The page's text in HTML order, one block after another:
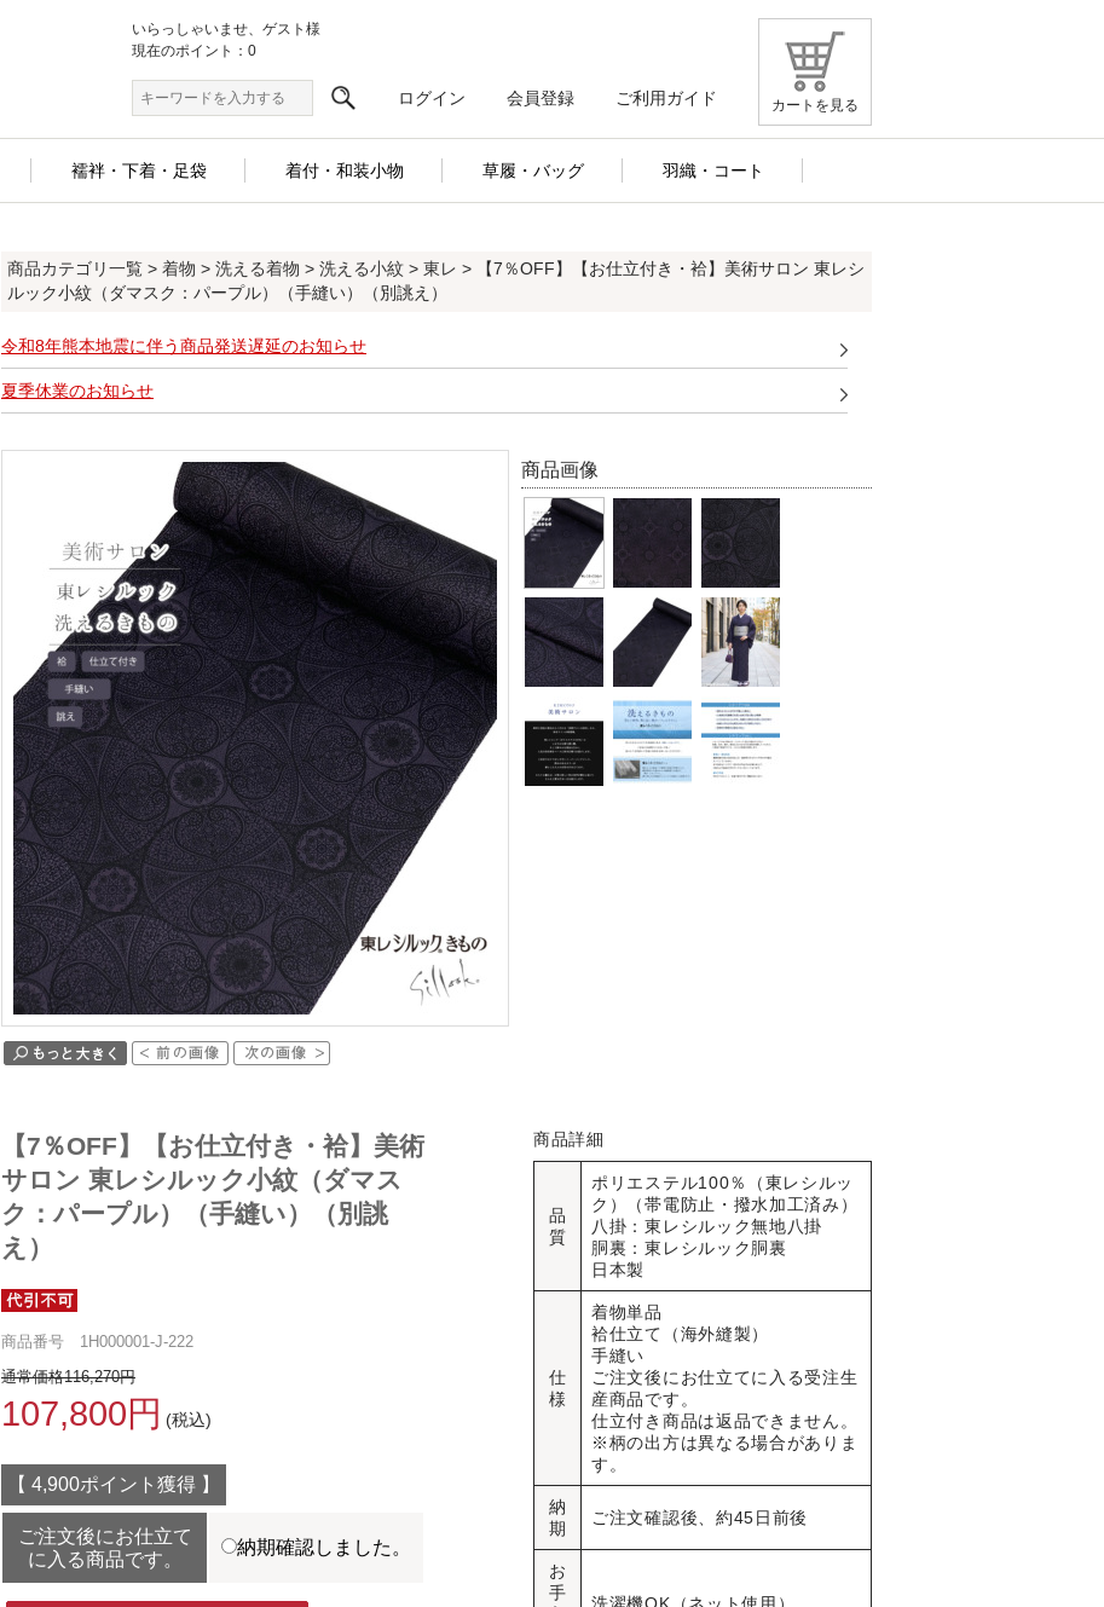
カートを見る
いらっしゃいませ、ゲスト様
現在のポイント：0
ログイン 会員登録 ご利用ガイド
襦袢・下着・足袋 着付・和装小物 草履・バッグ 羽織・コート
商品カテゴリ一覧 > 着物 > 洗える着物 > 洗える小紋 > 東レ > 【7％OFF】【お仕立付き・袷】美術サロン 東レシ
ルック小紋（ダマスク：パープル）（手縫い）（別誂え）
令和8年熊本地震に伴う商品発送遅延のお知らせ
夏季休業のお知らせ
商品画像
商品詳細
品
質
ポリエステル100％（東レシルッ
ク）（帯電防止・撥水加工済み）
八掛：東レシルック無地八掛
胴裏：東レシルック胴裏
日本製
仕
様
着物単品
袷仕立て（海外縫製）
手縫い
ご注文後にお仕立てに入る受注生
産商品です。
仕立付き商品は返品できません。
※柄の出方は異なる場合がありま
す。
納
期
ご注文確認後、約45日前後
お
手
【7％OFF】【お仕立付き・袷】美術
サロン 東レシルック小紋（ダマス
ク：パープル）（手縫い）（別誂
え）
商品番号 1H000001-J-222
通常価格116,270円
107,800円 (税込)
【 4,900ポイント獲得 】
ご注文後にお仕立て
に入る商品です。
納期確認しました。